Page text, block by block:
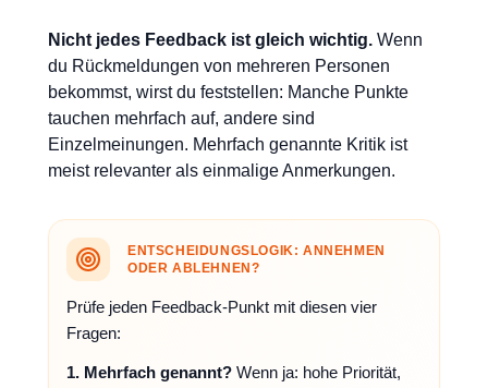
Nicht jedes Feedback ist gleich wichtig. Wenn
du Rückmeldungen von mehreren Personen
bekommst, wirst du feststellen: Manche Punkte
tauchen mehrfach auf, andere sind
Einzelmeinungen. Mehrfach genannte Kritik ist
meist relevanter als einmalige Anmerkungen.
ENTSCHEIDUNGSLOGIK: ANNEHMEN
ODER ABLEHNEN?
Prüfe jeden Feedback-Punkt mit diesen vier
Fragen:
1. Mehrfach genannt? Wenn ja: hohe Priorität,